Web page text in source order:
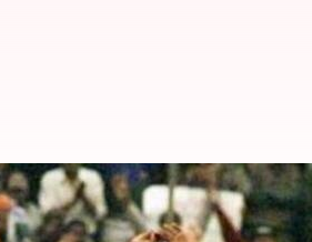
: ஒரே
04:25 pm